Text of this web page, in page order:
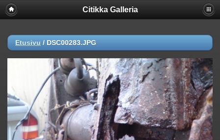
Citikka Galleria
Etusivu / DSC00283.JPG